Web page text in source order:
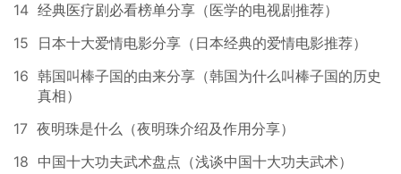
14 经典医疗剧必看榜单分享（医学的电视剧推荐）
15
日本十大爱情电影分享（日本经典的爱情电影推荐）
16 韩国叫棒子国的由来分享（韩国为什么叫棒子国的历史
真相）
17 夜明珠是什么（夜明珠介绍及作用分享）
18 中国十大功夫武术盘点（浅谈中国十大功夫武术）